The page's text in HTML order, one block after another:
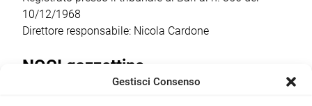
10/12/1968
Direttore responsabile: Nicola Cardone
NOCI gazzettino
Gestisci Consenso